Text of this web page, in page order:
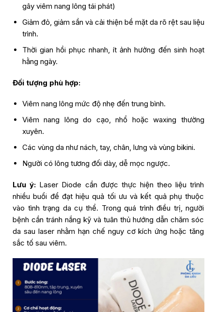
gây viêm nang lông tái phát)
Giảm đỏ, giảm sần và cải thiện bề mặt da rõ rệt sau liệu
trình.
Thời gian hồi phục nhanh, ít ảnh hưởng đến sinh hoạt
hằng ngày.
Đối tượng phù hợp:
Viêm nang lông mức độ nhẹ đến trung bình.
Viêm nang lông do cạo, nhổ hoặc waxing thường
xuyên.
Các vùng da như nách, tay, chân, lưng và vùng bikini.
Người có lông tương đối dày, dễ mọc ngược.
Lưu ý: Laser Diode cần được thực hiện theo liệu trình
nhiều buổi để đạt hiệu quả tối ưu và kết quả phụ thuộc
vào tình trạng da cụ thể. Trong quá trình điều trị, người
bệnh cần tránh nắng kỹ và tuân thủ hướng dẫn chăm sóc
da sau laser nhằm hạn chế nguy cơ kích ứng hoặc tăng
sắc tố sau viêm.